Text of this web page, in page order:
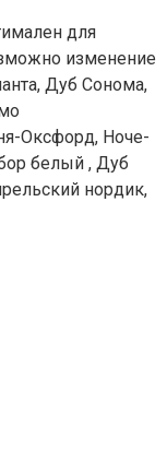
для
изменение
Дуб Сонома,
Оксфорд, Ноче-
белый , Дуб
нордик,